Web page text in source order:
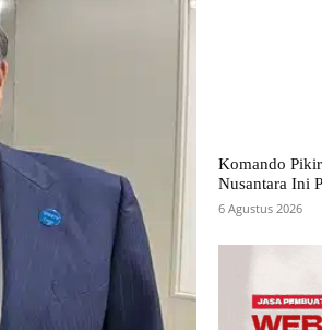
Komando
Nusantara Ini
6 Agustus 2026